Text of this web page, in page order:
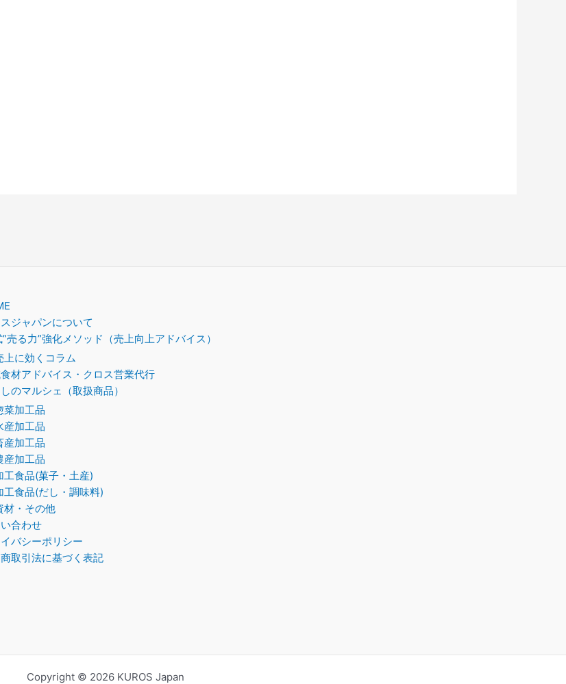
ジャパンについて
売る力”強化メソッド（売上向上アドバイス）
上に効くコラム
材アドバイス・クロス営業代行
のマルシェ（取扱商品）
菜加工品
産加工品
産加工品
産加工品
工食品(菓子・土産)
工食品(だし・調味料)
材・その他
合わせ
バシーポリシー
取引法に基づく表記
Copyright © 2026 KUROS Japan